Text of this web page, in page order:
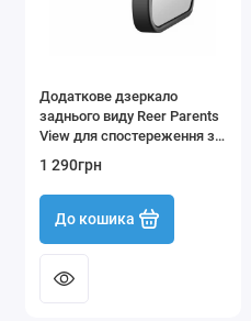
Оптичні прилади для дітей
Показати все
Додаткове дзеркало
заднього виду Reer Parents
View для спостереження за
1 290грн
До кошика